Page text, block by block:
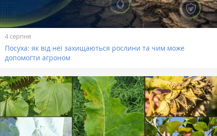
4 серпня
Посуха: як від неї захищаються рослини та чим може
допомогти агроном